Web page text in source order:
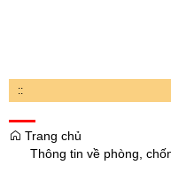
::
Trang chủ
Thông tin về phòng,